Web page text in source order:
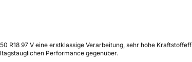
R18 97 V eine erstklassige Verarbeitung, sehr hohe
Performance gegenüber.